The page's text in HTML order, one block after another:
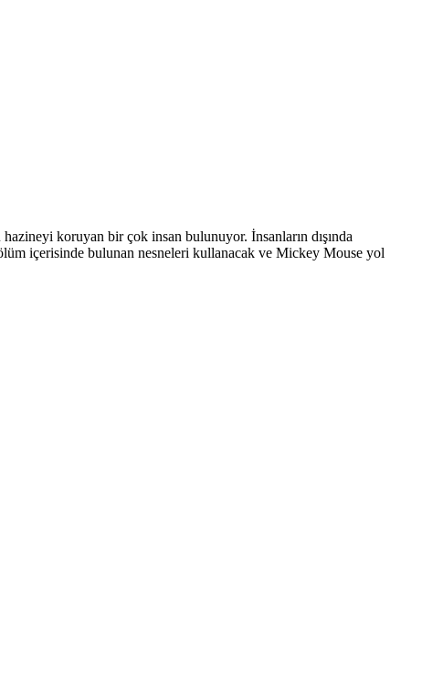
koruyan bir çok insan bulunuyor. İnsanların dışında
içerisinde bulunan nesneleri kullanacak ve Mickey Mouse yol